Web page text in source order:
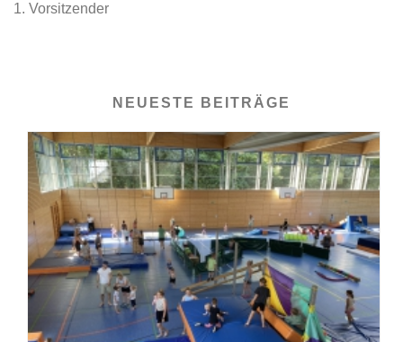
1. Vorsitzender
NEUESTE BEITRÄGE